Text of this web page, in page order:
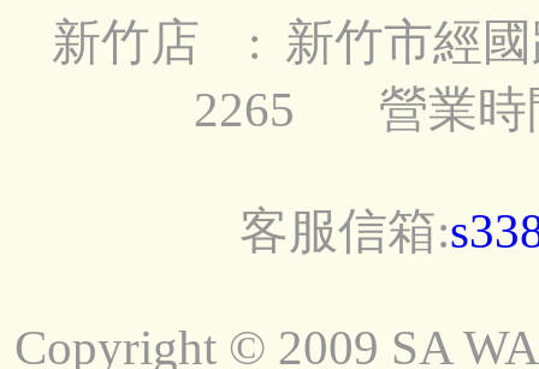
新竹店 : 新竹市經
2265 營業時
客服信箱:
Copyright © 2009 SA